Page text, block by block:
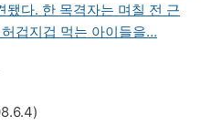
다. 한 목격자는 며칠 전 근
겁지겁 먹는 아이들을…